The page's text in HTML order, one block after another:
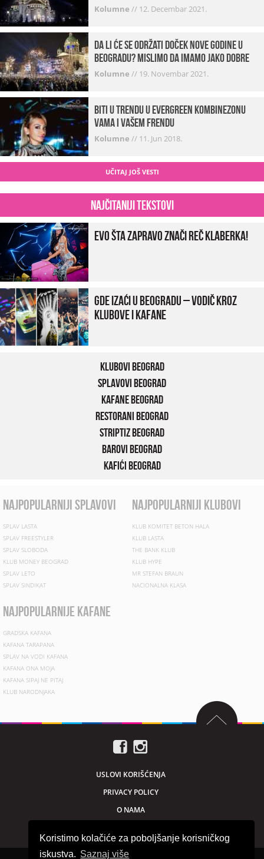
Koristimo kolačiće za poboljšanje korisničkog
iskustva. Saznaj više
Kolumne // 12. Decembar 2021.
Da li će se održati doček Nove godine u
Beogradu? Mislimo da imamo jako DOBRE
VESTI!
Kolumne // 19. Novembar 2021.
Biti u trendu u Evergreen kombinezonu
vama i vašem frendu
Kolumne // 11. Jun 2018.
UČITAJ JOŠ VESTI
Najčitaniji tekstovi
Evo šta zapravo znači reč klaberka!
Gde izaći u Beogradu – vodič kroz
klubove i kafane
Klubovi Beograd
Splavovi Beograd
Kafane Beograd
Restorani Beograd
Striptiz Beograd
Barovi Beograd
Kafići Beograd
najpopularniji splavovi
SPLAV LASTA
SPLAV FREESTYLER
SPLAV SLOBODA
KLUB MONEY BEOGRAD
SPLAV LETO
SPLAV SINDIKAT
najpopularniji klubovi
KLUB KOMITET BETON HALA
KLUB LASTA
THE BANK KLUB
KLUB HYPE
MR STEFAN BRAUN
NACIONALNA KLASA
najpopularnije kafane
GRADSKA KAFANA
KAFANA TARAPANA
SPLAV NA VODI KAFANA
KAFANA ONA MOJA
KAFANA SIPAJ NE PITAJ
KLUB NARODNJAKA
USLOVI KORIŠĆENJA
PRIVACY POLICY
O NAMA